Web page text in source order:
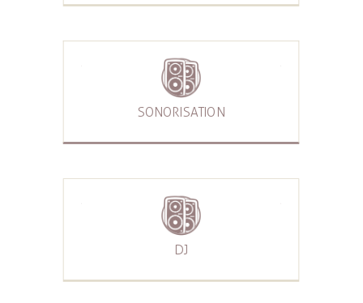
SONORISATION
DJ